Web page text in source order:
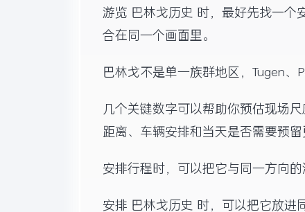
游览 巴林戈历史 时，最好先找一个
合在同一个画面里。
巴林戈不是单一族群地区，Tugen、
几个关键数字可以帮助你预估现场
距离、车辆安排和当天是否需要预留
安排行程时，可以把它与同一方向
安排 巴林戈历史 时，可以把它放进